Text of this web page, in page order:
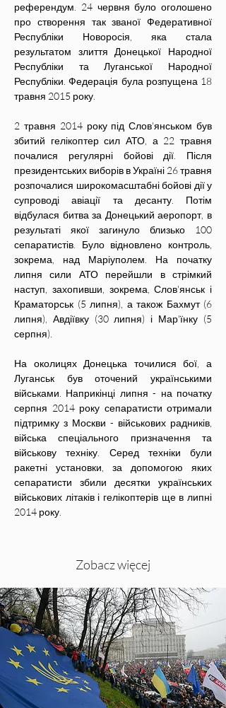
референдум. 24 червня було оголошено
про створення так званої Федеративної
Республіки Новоросія, яка стала
результатом злиття Донецької Народної
Республіки та Луганської Народної
Республіки. Федерація була розпущена 18
травня 2015 року.
2 травня 2014 року під Слов'янськом був
збитий гелікоптер сил АТО, а 22 травня
почалися регулярні бойові дії. Після
президентських виборів в Україні 26 травня
розпочалися широкомасштабні бойові дії у
супроводі авіації та десанту. Потім
відбулася битва за Донецький аеропорт, в
результаті якої загинуло близько 100
сепаратистів. Було відновлено контроль,
зокрема, над Маріуполем. На початку
липня сили АТО перейшли в стрімкий
наступ, захопивши, зокрема, Слов'янськ і
Краматорськ (5 липня), а також Бахмут (6
липня), Авдіївку (30 липня) і Мар'їнку (5
серпня).
На околицях Донецька точилися бої, а
Луганськ був оточений українськими
військами. Наприкінці липня - на початку
серпня 2014 року сепаратисти отримали
підтримку з Москви - військових радників,
війська спеціального призначення та
військову техніку. Серед техніки були
ракетні установки, за допомогою яких
сепаратисти збили десятки українських
військових літаків і гелікоптерів ще в липні
2014 року.
Zobacz więcej